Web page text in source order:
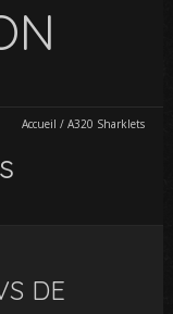
Accueil / A320 Sharklets
DE